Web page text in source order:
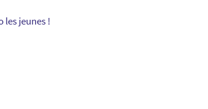
les jeunes !